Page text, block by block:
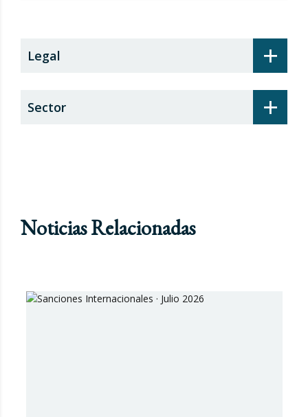
+
Legal
+
Sector
Noticias Relacionadas